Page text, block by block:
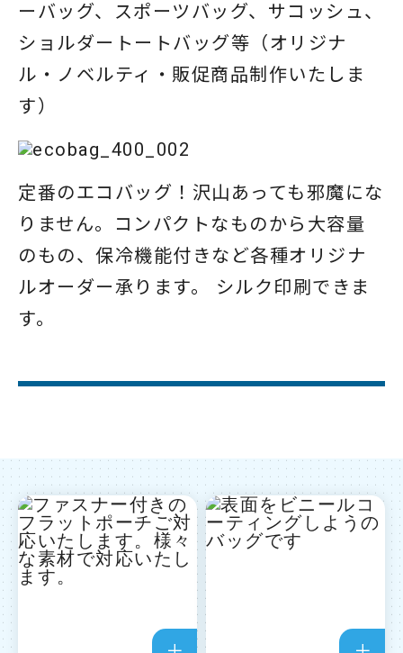
ーバッグ、スポーツバッグ、サコッシュ、
ショルダートートバッグ等 （オリジナ
ル・ノベルティ・販促商品制作いたしま
す）
定番のエコバッグ！沢山あっても邪魔にな
りません。コンパクトなものから大容量
のもの、保冷機能付きなど各種オリジナ
ルオーダー承ります。 シルク印刷できま
す。